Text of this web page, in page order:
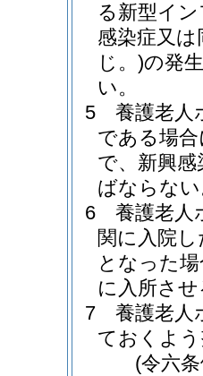
る新型イ
感染症又
じ。)の発
い。
5
養護老人
である場
で、新興
ばならな
6
養護老人
関に入院
となった
に入所さ
7
養護老人
ておくよ
(令六